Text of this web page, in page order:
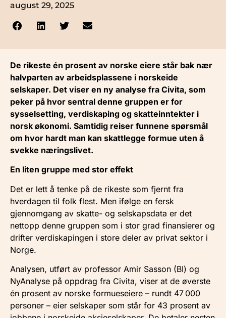
august 29, 2025
De rikeste én prosent av norske eiere står bak nær
halvparten av arbeidsplassene i norskeide
selskaper. Det viser en ny analyse fra Civita, som
peker på hvor sentral denne gruppen er for
sysselsetting, verdiskaping og skatteinntekter i
norsk økonomi. Samtidig reiser funnene spørsmål
om hvor hardt man kan skattlegge formue uten å
svekke næringslivet.
En liten gruppe med stor effekt
Det er lett å tenke på de rikeste som fjernt fra
hverdagen til folk flest. Men ifølge en fersk
gjennomgang av skatte- og selskapsdata er det
nettopp denne gruppen som i stor grad finansierer og
drifter verdiskapingen i store deler av privat sektor i
Norge.
Analysen, utført av professor Amir Sasson (BI) og
NyAnalyse på oppdrag fra Civita, viser at de øverste
én prosent av norske formueseiere – rundt 47 000
personer – eier selskaper som står for 43 prosent av